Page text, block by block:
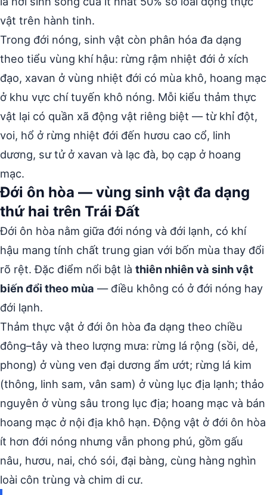
vật trên hành tinh.
Trong đới nóng, sinh vật còn phân hóa đa dạng
theo tiểu vùng khí hậu: rừng rậm nhiệt đới ở xích
đạo, xavan ở vùng nhiệt đới có mùa khô, hoang mạc
ở khu vực chí tuyến khô nóng. Mỗi kiểu thảm thực
vật lại có quần xã động vật riêng biệt — từ khỉ đột,
voi, hổ ở rừng nhiệt đới đến hươu cao cổ, linh
dương, sư tử ở xavan và lạc đà, bọ cạp ở hoang
mạc.
Đới ôn hòa — vùng sinh vật đa dạng
thứ hai trên Trái Đất
Đới ôn hòa nằm giữa đới nóng và đới lạnh, có khí
hậu mang tính chất trung gian với bốn mùa thay đổi
rõ rệt. Đặc điểm nổi bật là thiên nhiên và sinh vật
biến đổi theo mùa — điều không có ở đới nóng hay
đới lạnh.
Thảm thực vật ở đới ôn hòa đa dạng theo chiều
đông–tây và theo lượng mưa: rừng lá rộng (sồi, dẻ,
phong) ở vùng ven đại dương ẩm ướt; rừng lá kim
(thông, linh sam, vân sam) ở vùng lục địa lạnh; thảo
nguyên ở vùng sâu trong lục địa; hoang mạc và bán
hoang mạc ở nội địa khô hạn. Động vật ở đới ôn hòa
ít hơn đới nóng nhưng vẫn phong phú, gồm gấu
nâu, hươu, nai, chó sói, đại bàng, cùng hàng nghìn
loài côn trùng và chim di cư.